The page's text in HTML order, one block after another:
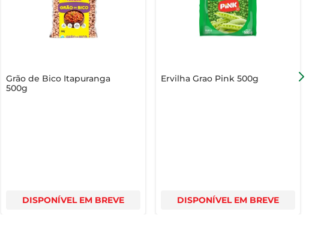
Grão de Bico Itapuranga
500g
DISPONÍVEL EM BREVE
Ervilha Grao Pink 500g
DISPONÍVEL EM BREVE